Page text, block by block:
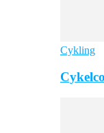
Cykling